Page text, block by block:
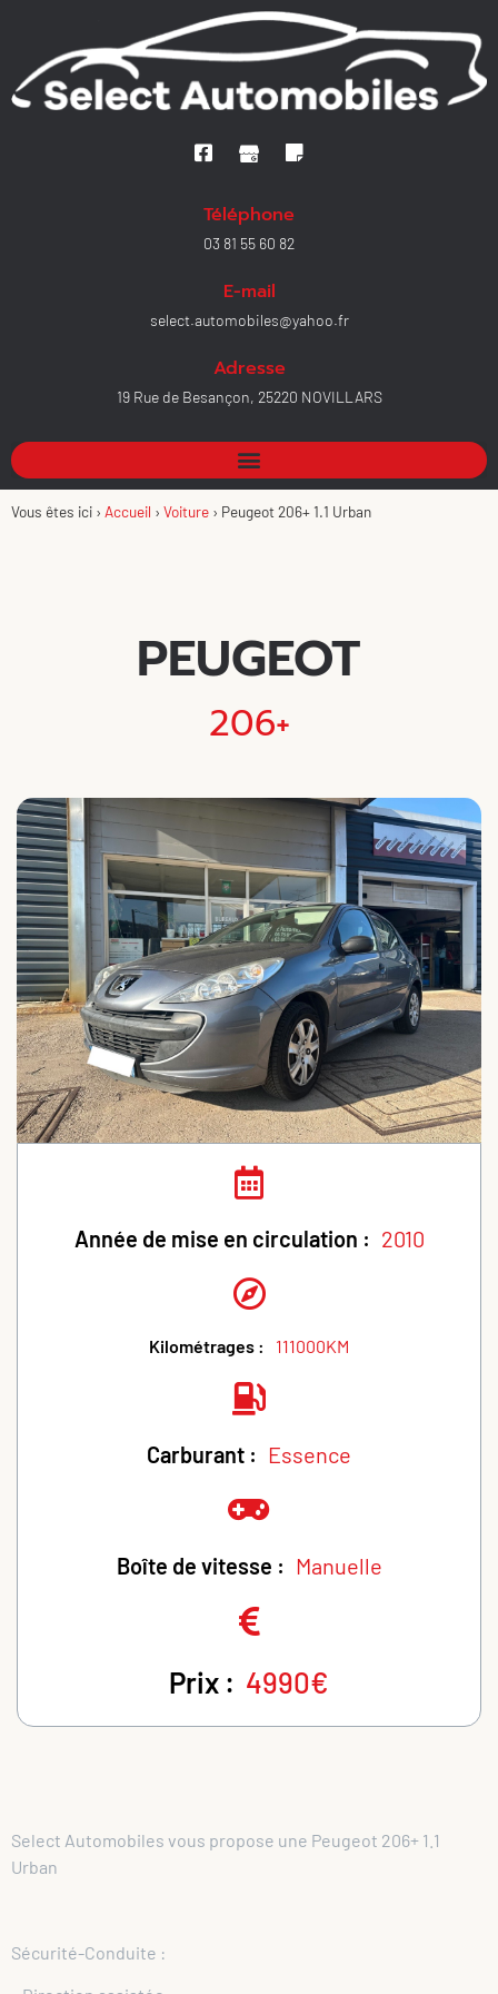
Téléphone
03 81 55 60 82
E-mail
select.automobiles@yahoo.fr
Adresse
19 Rue de Besançon, 25220 NOVILLARS
Vous êtes ici › Accueil › Voiture › Peugeot 206+ 1.1 Urban
PEUGEOT
206+
Année de mise en circulation : 2010
Kilométrages : 111000KM
Carburant : Essence
Boîte de vitesse : Manuelle
Prix : 4990€
Select Automobiles vous propose une Peugeot 206+ 1.1
Urban
Sécurité-Conduite :